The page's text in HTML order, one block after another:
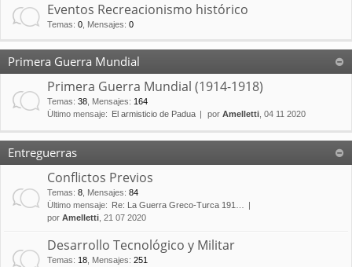
Eventos Recreacionismo histórico
Temas: 0 Mensajes: 0
Primera Guerra Mundial
Primera Guerra Mundial (1914-1918)
Temas: 38 Mensajes: 164
Último mensaje:
El armisticio de Padua por Amelletti , 04 11 2020
Entreguerras
Conflictos Previos
Temas: 8 Mensajes: 84
Último mensaje:
Re: La Guerra Greco-Turca 191…
por Amelletti , 21 07 2020
Desarrollo Tecnológico y Militar
Temas: 18 Mensajes: 251